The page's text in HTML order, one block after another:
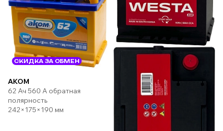
СКИДКА ЗА ОБМЕН
AKOM
62 Ач 560 А обратная
полярность
242×175×190 мм